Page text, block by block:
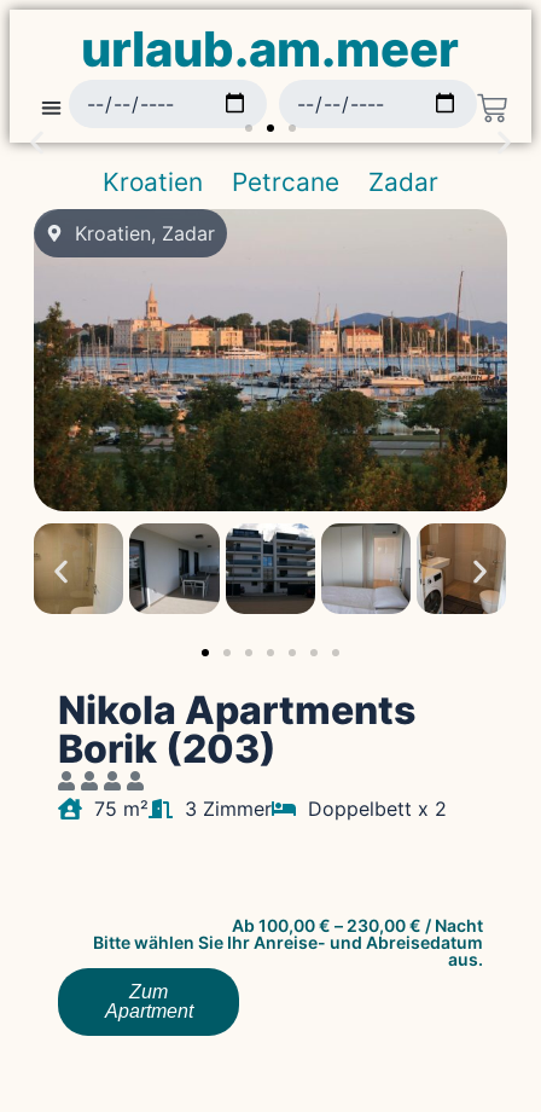
urlaub.am.meer
Auszeit gönnen
An einen der schönsten Orten der
Welt.
genieße die Ruhe der dalmatinischen Küste.
Kroatien Petrcane Zadar
Kroatien, Zadar
Nikola Apartments
Borik (203)
75 m² 3 Zimmer Doppelbett x 2
Ab100,00€ – 230,00€ / Nacht
Bitte wählen Sie Ihr Anreise- und Abreisedatum
aus.
Zum
Apartment